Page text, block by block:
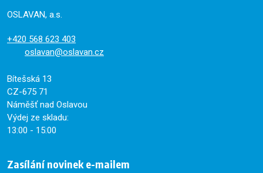
OSLAVAN, a.s.
+420 568 623 403
oslavan@oslavan.cz
Bítešská 13
CZ-675 71
Náměšť nad Oslavou
Výdej ze skladu:
13:00 - 15:00
Zasílání novinek e-mailem